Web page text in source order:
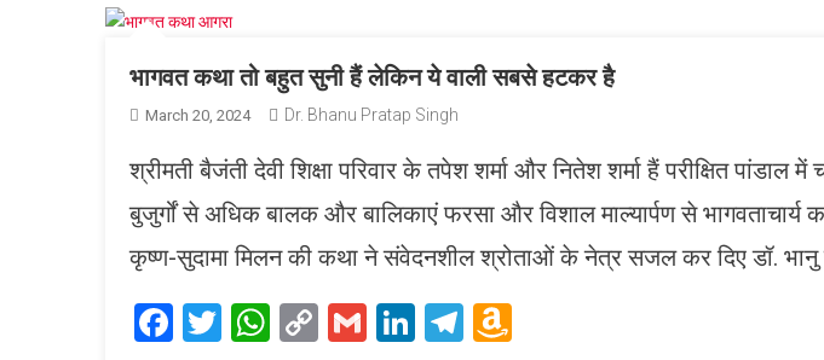
भागवत कथा तो बहुत सुनी हैं लेकिन ये वाली सबसे हटकर है
March 20, 2024 Dr. Bhanu Pratap Singh
श्रीमती बैजंती देवी शिक्षा परिवार के तपेश शर्मा और नितेश शर्मा हैं परीक्षित पांडाल
बुजुर्गों से अधिक बालक और बालिकाएं फरसा और विशाल माल्यार्पण से भागवताचार्य
कृष्ण-सुदामा मिलन की कथा ने संवेदनशील श्रोताओं के नेत्र सजल कर दिए डॉ. भानु
Facebook
Twitter
WhatsApp
CopyGmailLinkedIn
Telegram